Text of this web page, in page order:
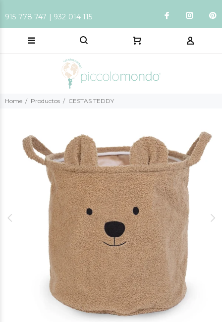
915 778 747 | 932 014 115
Home Productos CESTAS TEDDY